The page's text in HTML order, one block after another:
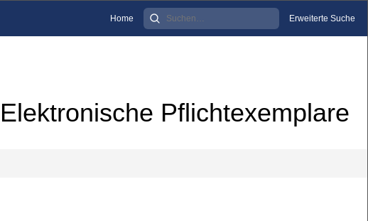
Home Erweiterte Suche
Elektronische Pflichtexemplare